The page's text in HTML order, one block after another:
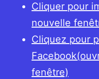
Cliquer pour
nouvelle
Cliquez pour
fenêtre)